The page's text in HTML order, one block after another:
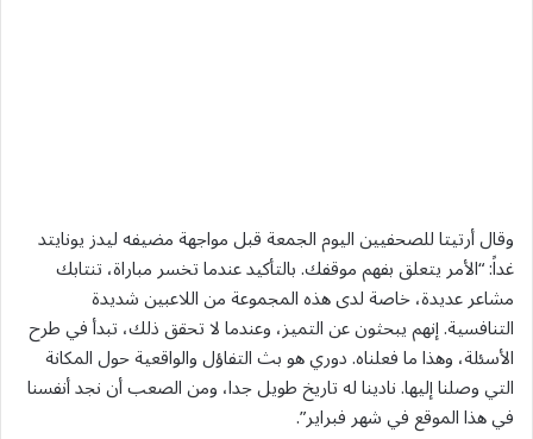
وقال أرتيتا للصحفيين اليوم الجمعة قبل مواجهة مضيفه ليدز يونايتد
غداً: “الأمر ‌يتعلق بفهم موقفك. ‌بالتأكيد عندما تخسر مباراة، تنتابك
مشاعر ‌عديدة، ⁠خاصة ​لدى هذه ‌المجموعة من اللاعبين شديدة
التنافسية. إنهم يبحثون عن التميز، وعندما لا تحقق ذلك، تبدأ في طرح
الأسئلة، وهذا ما فعلناه. دوري هو بث التفاؤل والواقعية حول المكانة
التي وصلنا إليها. نادينا له تاريخ طويل جدا، ومن الصعب أن نجد أنفسنا
في هذا الموقع في شهر فبراير”.